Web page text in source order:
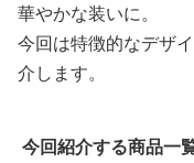
華やかな装いに。
今回は特徴的なデザ
介します。
今回紹介する商品一